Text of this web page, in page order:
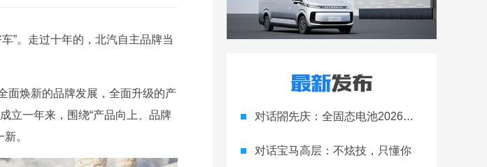
”。走过十年的，北汽自主品牌当
面焕新的品牌发展，全面升级的产
立一年来，围绕“产品向上、品牌
。
对话閤先庆：全固态电池2026年装车，9款新车专治内卷！
对话宝马高层：不炫技，只懂你